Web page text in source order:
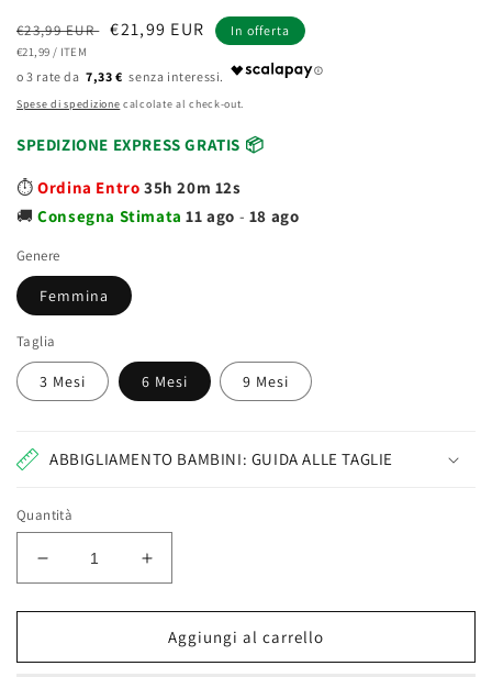
Prezzo
di
listino
€23,99 EUR Prezzo
€21,99 EUR
PREZZO
€21,99 / PER
ITEM
In offerta
7,33 €
Spese di spedizione calcolate al check-out.
SPEDIZIONE EXPRESS GRATIS 📦
⏱️Ordina Entro 35h 20m 11s
🚚Consegna Stimata11 ago - 18 ago
Genere
Femmina
Taglia
3 Mesi 6 Mesi 9 Mesi
ABBIGLIAMENTO BAMBINI: GUIDA ALLE TAGLIE
Quantità
Diminuisci
quantità
per
Completo
Aumenta
quantità
per
Dirkje
Completo
Aggiungi al carrello